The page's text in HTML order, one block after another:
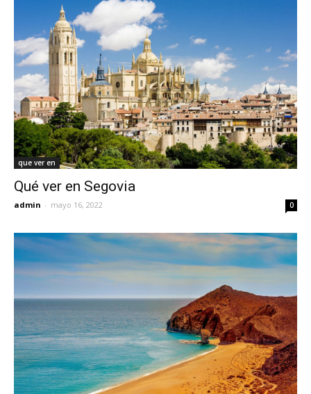
que ver en
Qué ver en Segovia
admin - mayo 16, 2022 0